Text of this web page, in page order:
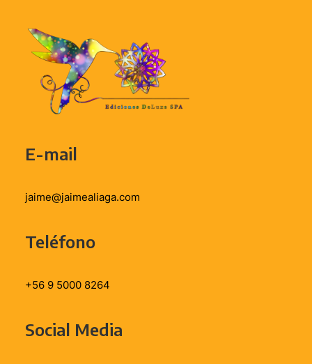
E-mail
jaime@jaimealiaga.com
Teléfono
+56 9 5000 8264
Social Media